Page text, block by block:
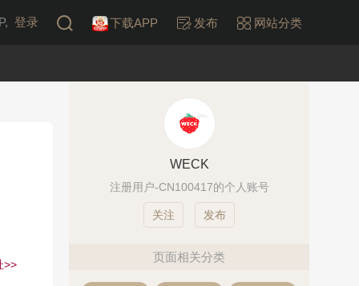
登录 下载APP 发布 网站分类
>>
WECK
注册用户-CN100417的个人账号
发布
页面相关分类